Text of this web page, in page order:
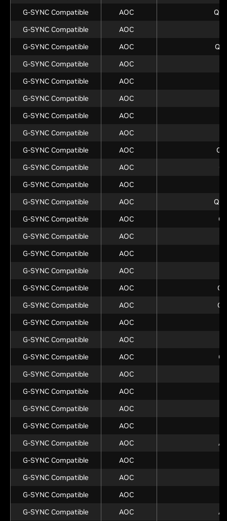
G-SYNC Compatible
AOC
G-SYNC Compatible
AOC
G-SYNC Compatible
AOC
G-SYNC Compatible
AOC
G-SYNC Compatible
AOC
G-SYNC Compatible
AOC
G-SYNC Compatible
AOC
G-SYNC Compatible
AOC
G-SYNC Compatible
AOC
G-SYNC Compatible
AOC
G-SYNC Compatible
AOC
G-SYNC Compatible
AOC
G-SYNC Compatible
AOC
G-SYNC Compatible
AOC
G-SYNC Compatible
AOC
G-SYNC Compatible
AOC
G-SYNC Compatible
AOC
G-SYNC Compatible
AOC
G-SYNC Compatible
AOC
G-SYNC Compatible
AOC
G-SYNC Compatible
AOC
G-SYNC Compatible
AOC
G-SYNC Compatible
AOC
G-SYNC Compatible
AOC
G-SYNC Compatible
AOC
G-SYNC Compatible
AOC
G-SYNC Compatible
AOC
G-SYNC Compatible
AOC
G-SYNC Compatible
AOC
G-SYNC Compatible
AOC